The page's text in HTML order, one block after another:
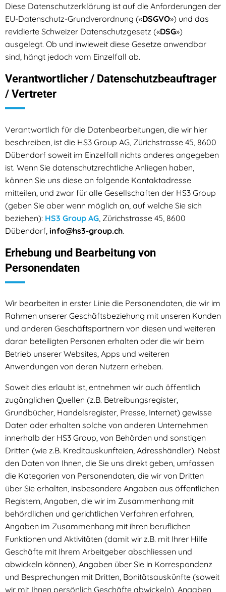
Diese Datenschutzerklärung ist auf die Anforderungen der
EU-Datenschutz-Grundverordnung («DSGVO») und das
revidierte Schweizer Datenschutzgesetz («DSG»)
ausgelegt. Ob und inwieweit diese Gesetze anwendbar
sind, hängt jedoch vom Einzelfall ab.
Verantwortlicher / Datenschutzbeauftrager
/ Vertreter
Verantwortlich für die Datenbearbeitungen, die wir hier
beschreiben, ist die HS3 Group AG, Zürichstrasse 45, 8600
Dübendorf soweit im Einzelfall nichts anderes angegeben
ist. Wenn Sie datenschutzrechtliche Anliegen haben,
können Sie uns diese an folgende Kontaktadresse
mitteilen, und zwar für alle Gesellschaften der HS3 Group
(geben Sie aber wenn möglich an, auf welche Sie sich
beziehen): HS3 Group AG , Zürichstrasse 45, 8600
Dübendorf, info@hs3-group.ch.
Erhebung und Bearbeitung von
Personendaten
Wir bearbeiten in erster Linie die Personendaten, die wir im
Rahmen unserer Geschäftsbeziehung mit unseren Kunden
und anderen Geschäftspartnern von diesen und weiteren
daran beteiligten Personen erhalten oder die wir beim
Betrieb unserer Websites, Apps und weiteren
Anwendungen von deren Nutzern erheben.
Soweit dies erlaubt ist, entnehmen wir auch öffentlich
zugänglichen Quellen (z.B. Betreibungsregister,
Grundbücher, Handelsregister, Presse, Internet) gewisse
Daten oder erhalten solche von anderen Unternehmen
innerhalb der HS3 Group, von Behörden und sonstigen
Dritten (wie z.B. Kreditauskunfteien, Adresshändler). Nebst
den Daten von Ihnen, die Sie uns direkt geben, umfassen
die Kategorien von Personendaten, die wir von Dritten
über Sie erhalten, insbesondere Angaben aus öffentlichen
Registern, Angaben, die wir im Zusammenhang mit
behördlichen und gerichtlichen Verfahren erfahren,
Angaben im Zusammenhang mit ihren beruflichen
Funktionen und Aktivitäten (damit wir z.B. mit Ihrer Hilfe
Geschäfte mit Ihrem Arbeitgeber abschliessen und
abwickeln können), Angaben über Sie in Korrespondenz
und Besprechungen mit Dritten, Bonitätsauskünfte (soweit
wir mit Ihnen persönlich Geschäfte abwickeln), Angaben